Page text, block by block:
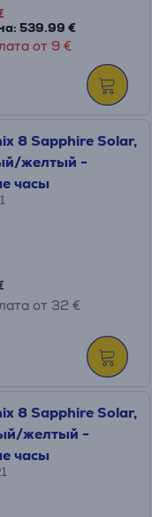
539.99 €
от 9 €
8 Sapphire Solar,
желтый -
часы
от 32 €
8 Sapphire Solar,
желтый -
часы